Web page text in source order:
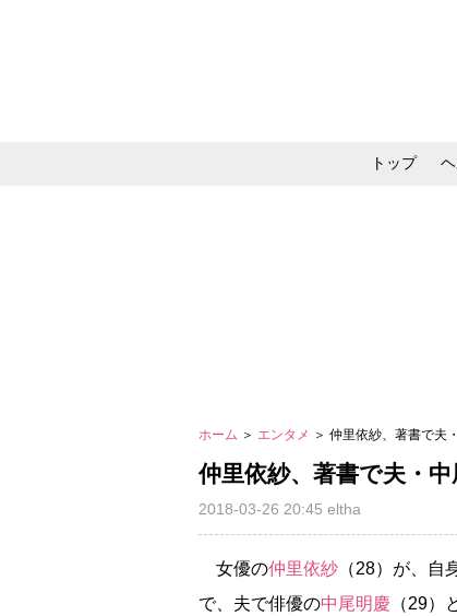
トップ
ホーム ＞ エンタメ ＞ 仲里依紗、著書で夫
仲里依紗、著書で夫・
2018-03-26 20:45 eltha
女優の仲里依紗 （28）が、自
で、夫で俳優の中尾明慶 （29）